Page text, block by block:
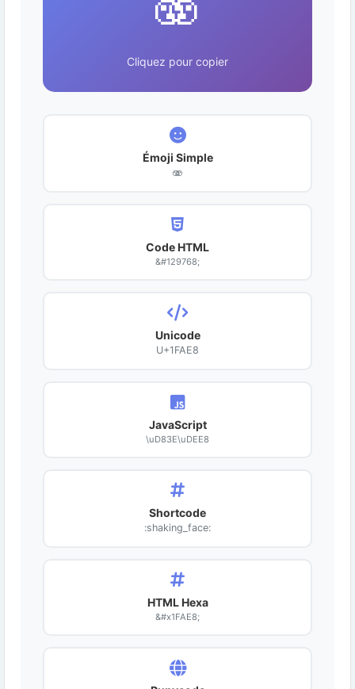
Cliquez pour copier
Émoji Simple
🫨
Code HTML
&#129768;
Unicode
U+1FAE8
JavaScript
\uD83E\uDEE8
Shortcode
:shaking_face:
HTML Hexa
&#x1FAE8;